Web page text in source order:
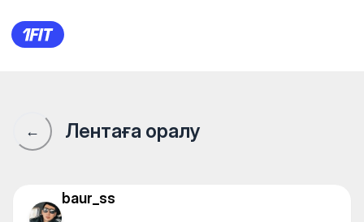
Все по плану✊👍
← Лентаға оралу
baur_ss